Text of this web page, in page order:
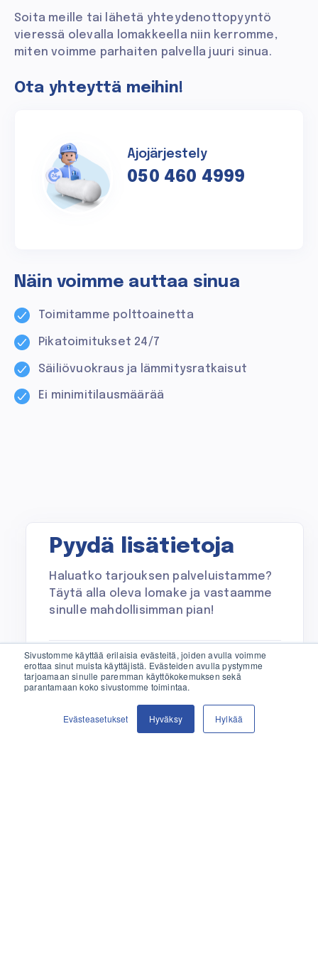
Sivustomme käyttää erilaisia evästeitä, joiden avulla voimme
erottaa sinut muista käyttäjistä. Evästeiden avulla pystymme
tarjoamaan sinulle paremman käyttökokemuksen sekä
parantamaan koko sivustomme toimintaa.
Evästeasetukset Hyväksy Hylkää
Soita meille tai lähetä yhteydenottopyyntö
vieressä olevalla lomakkeella niin kerromme,
miten voimme parhaiten palvella juuri sinua.
Ota yhteyttä meihin!
Ajojärjestely
050 460 4999
Näin voimme auttaa sinua
Toimitamme polttoainetta
Pikatoimitukset 24/7
Säiliövuokraus ja lämmitysratkaisut
Ei minimitilausmäärää
Pyydä lisätietoja
Haluatko tarjouksen palveluistamme?
Täytä alla oleva lomake ja vastaamme
sinulle mahdollisimman pian!
Etunimi
TILAA TÄSTÄ